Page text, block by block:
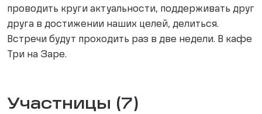
проводить круги актуальности, поддерживать друг
друга в достижении наших целей, делиться.
Встречи будут проходить раз в две недели. В кафе
Три на Заре.
Участницы (7)